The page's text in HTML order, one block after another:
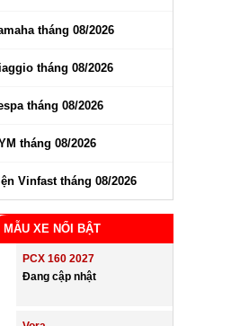
tháng 08/2026
tháng 08/2026
tháng 08/2026
tháng 08/2026
Vinfast tháng 08/2026
MẪU XE NỔI BẬT
PCX 160 2027
Đang cập nhật